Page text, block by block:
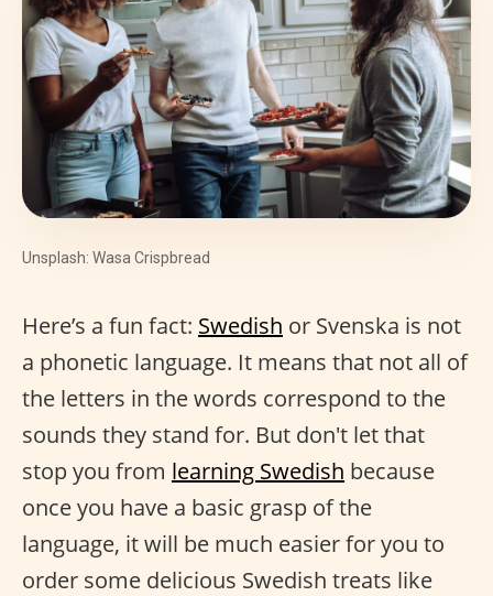
Unsplash: Wasa Crispbread
Here’s a fun fact: Swedish or Svenska is not
a phonetic language. It means that not all of
the letters in the words correspond to the
sounds they stand for. But don't let that
stop you from learning Swedish because
once you have a basic grasp of the
language, it will be much easier for you to
order some delicious Swedish treats like